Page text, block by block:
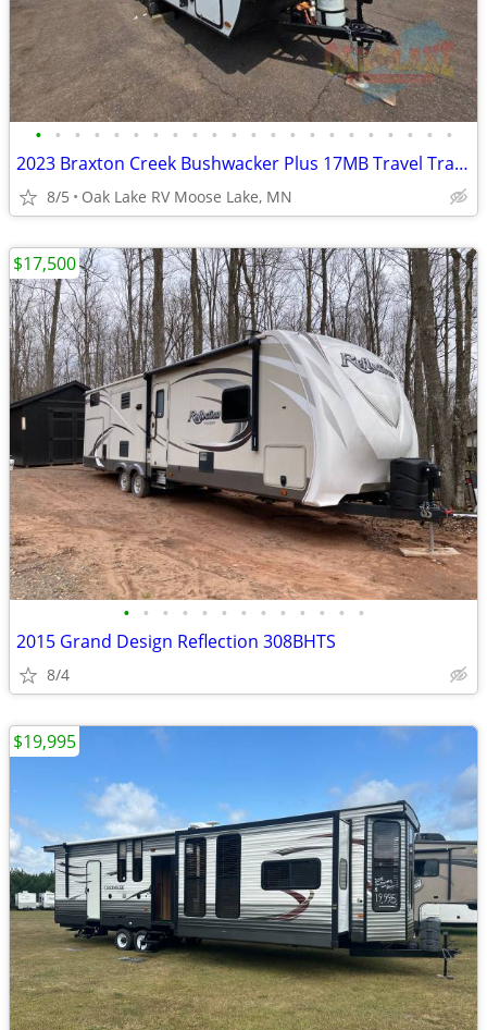
• • • • • • • • • • • • • • • • • • • • • •
2023 Braxton Creek Bushwacker Plus 17MB Travel Trailer
8/5 Oak Lake RV Moose Lake, MN
• • • • • • • • • • • • •
2015 Grand Design Reflection 308BHTS
8/4
$17,500
$19,995